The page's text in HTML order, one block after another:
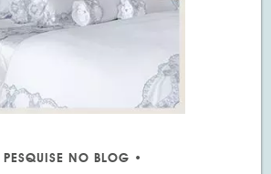
PESQUISE NO BLOG